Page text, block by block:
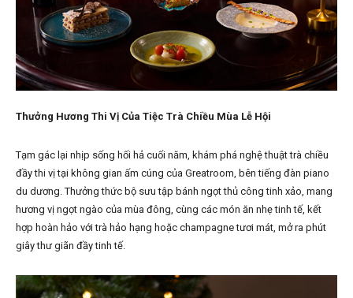
Thưởng Hương Thi Vị Của Tiệc Trà Chiều Mùa Lễ Hội
Tạm gác lại nhịp sống hối hả cuối năm, khám phá nghệ thuật trà chiều
đầy thi vị tại không gian ấm cúng của Greatroom, bên tiếng đàn piano
du dương. Thưởng thức bộ sưu tập bánh ngọt thủ công tinh xảo, mang
hương vị ngọt ngào của mùa đông, cùng các món ăn nhẹ tinh tế, kết
hợp hoàn hảo với trà hảo hạng hoặc champagne tươi mát, mở ra phút
giây thư giãn đầy tinh tế.